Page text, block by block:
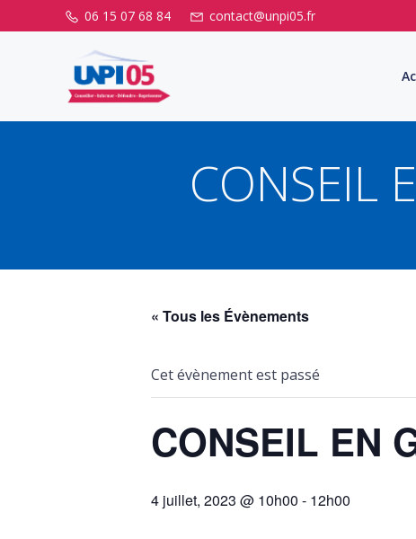
au
06 15 07 68 84 contact@unpi05.fr
CONSEIL
« Tous les Évènements
Cet évènement est passé
CONSEIL EN
4 juillet, 2023 @ 10h00 - 12h00